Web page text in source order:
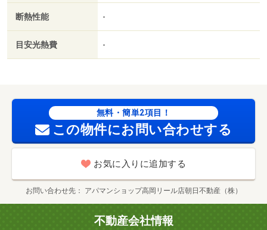
まで５３８ｍ／セブンイレブン（コンビニ）まで５７７ｍ
／ドトールコーヒー（飲食店）まで６２１ｍ／文苑堂書店
ＴＳＵＴＡＹＡ小杉町店（レンタルビデオ）まで６３０ｍ/
断熱性能 -
目安光熱費 -
無料・簡単2項目！
この物件にお問い合わせする
お気に入りに追加する
お問い合わせ先 アパマンショップ高岡リール店朝日不動産（株）
不動産会社情報